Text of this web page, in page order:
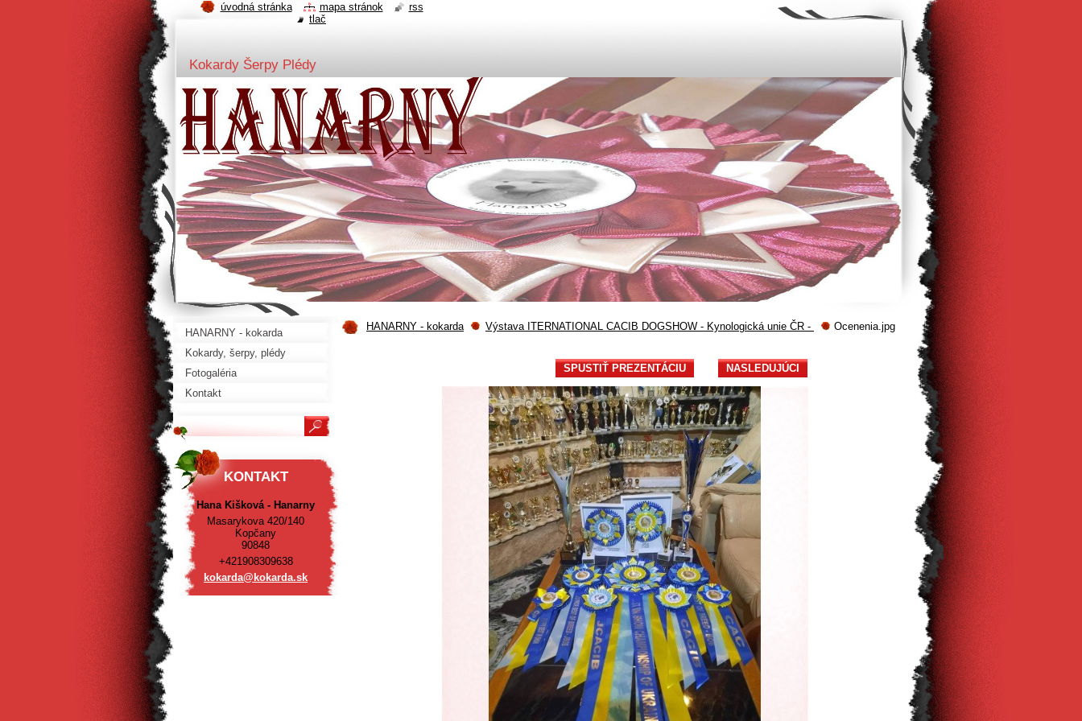
Kokardy Šerpy Plédy
HANARNY - kokarda Výstava ITERNATIONAL CACIB DOGSHOW - Kynologická unie ČR - Ocenenia.jpg
SPUSTIŤ PREZENTÁCIU NASLEDUJÚCI
HANARNY - kokarda
Kokardy, šerpy, plédy
Fotogaléria
Kontakt
KONTAKT
Hana Kišková - Hanarny
Masarykova 420/140
Kopčany
90848
+421908309638
kokarda@ kokarda.sk
úvodná stránka mapa stránok
rss
tlač